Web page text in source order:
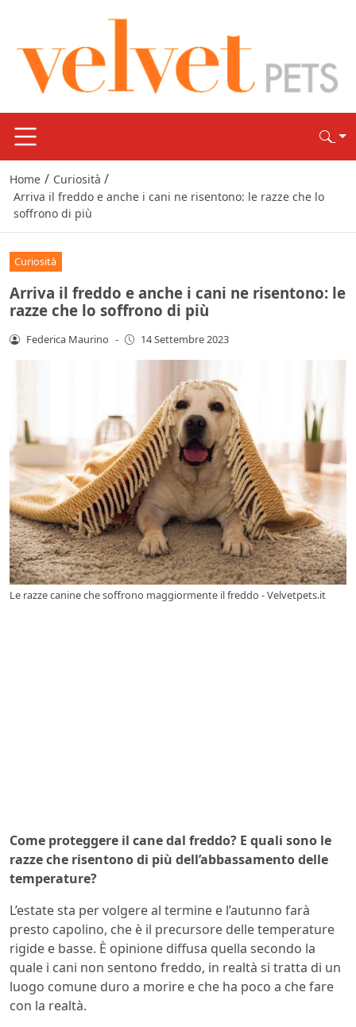
Home / Curiosità /
Arriva il freddo e anche i cani ne risentono: le razze che lo
soffrono di più
Curiosità
Arriva il freddo e anche i cani ne risentono: le
razze che lo soffrono di più
Federica Maurino - 14 Settembre 2023
Le razze canine che soffrono maggiormente il freddo - Velvetpets.it
Come proteggere il cane dal freddo? E quali sono le
razze che risentono di più dell’abbassamento delle
temperature?
L’estate sta per volgere al termine e l’autunno farà
presto capolino, che è il precursore delle temperature
rigide e basse. È opinione diffusa quella secondo la
quale i cani non sentono freddo, in realtà si tratta di un
luogo comune duro a morire e che ha poco a che fare
con la realtà.